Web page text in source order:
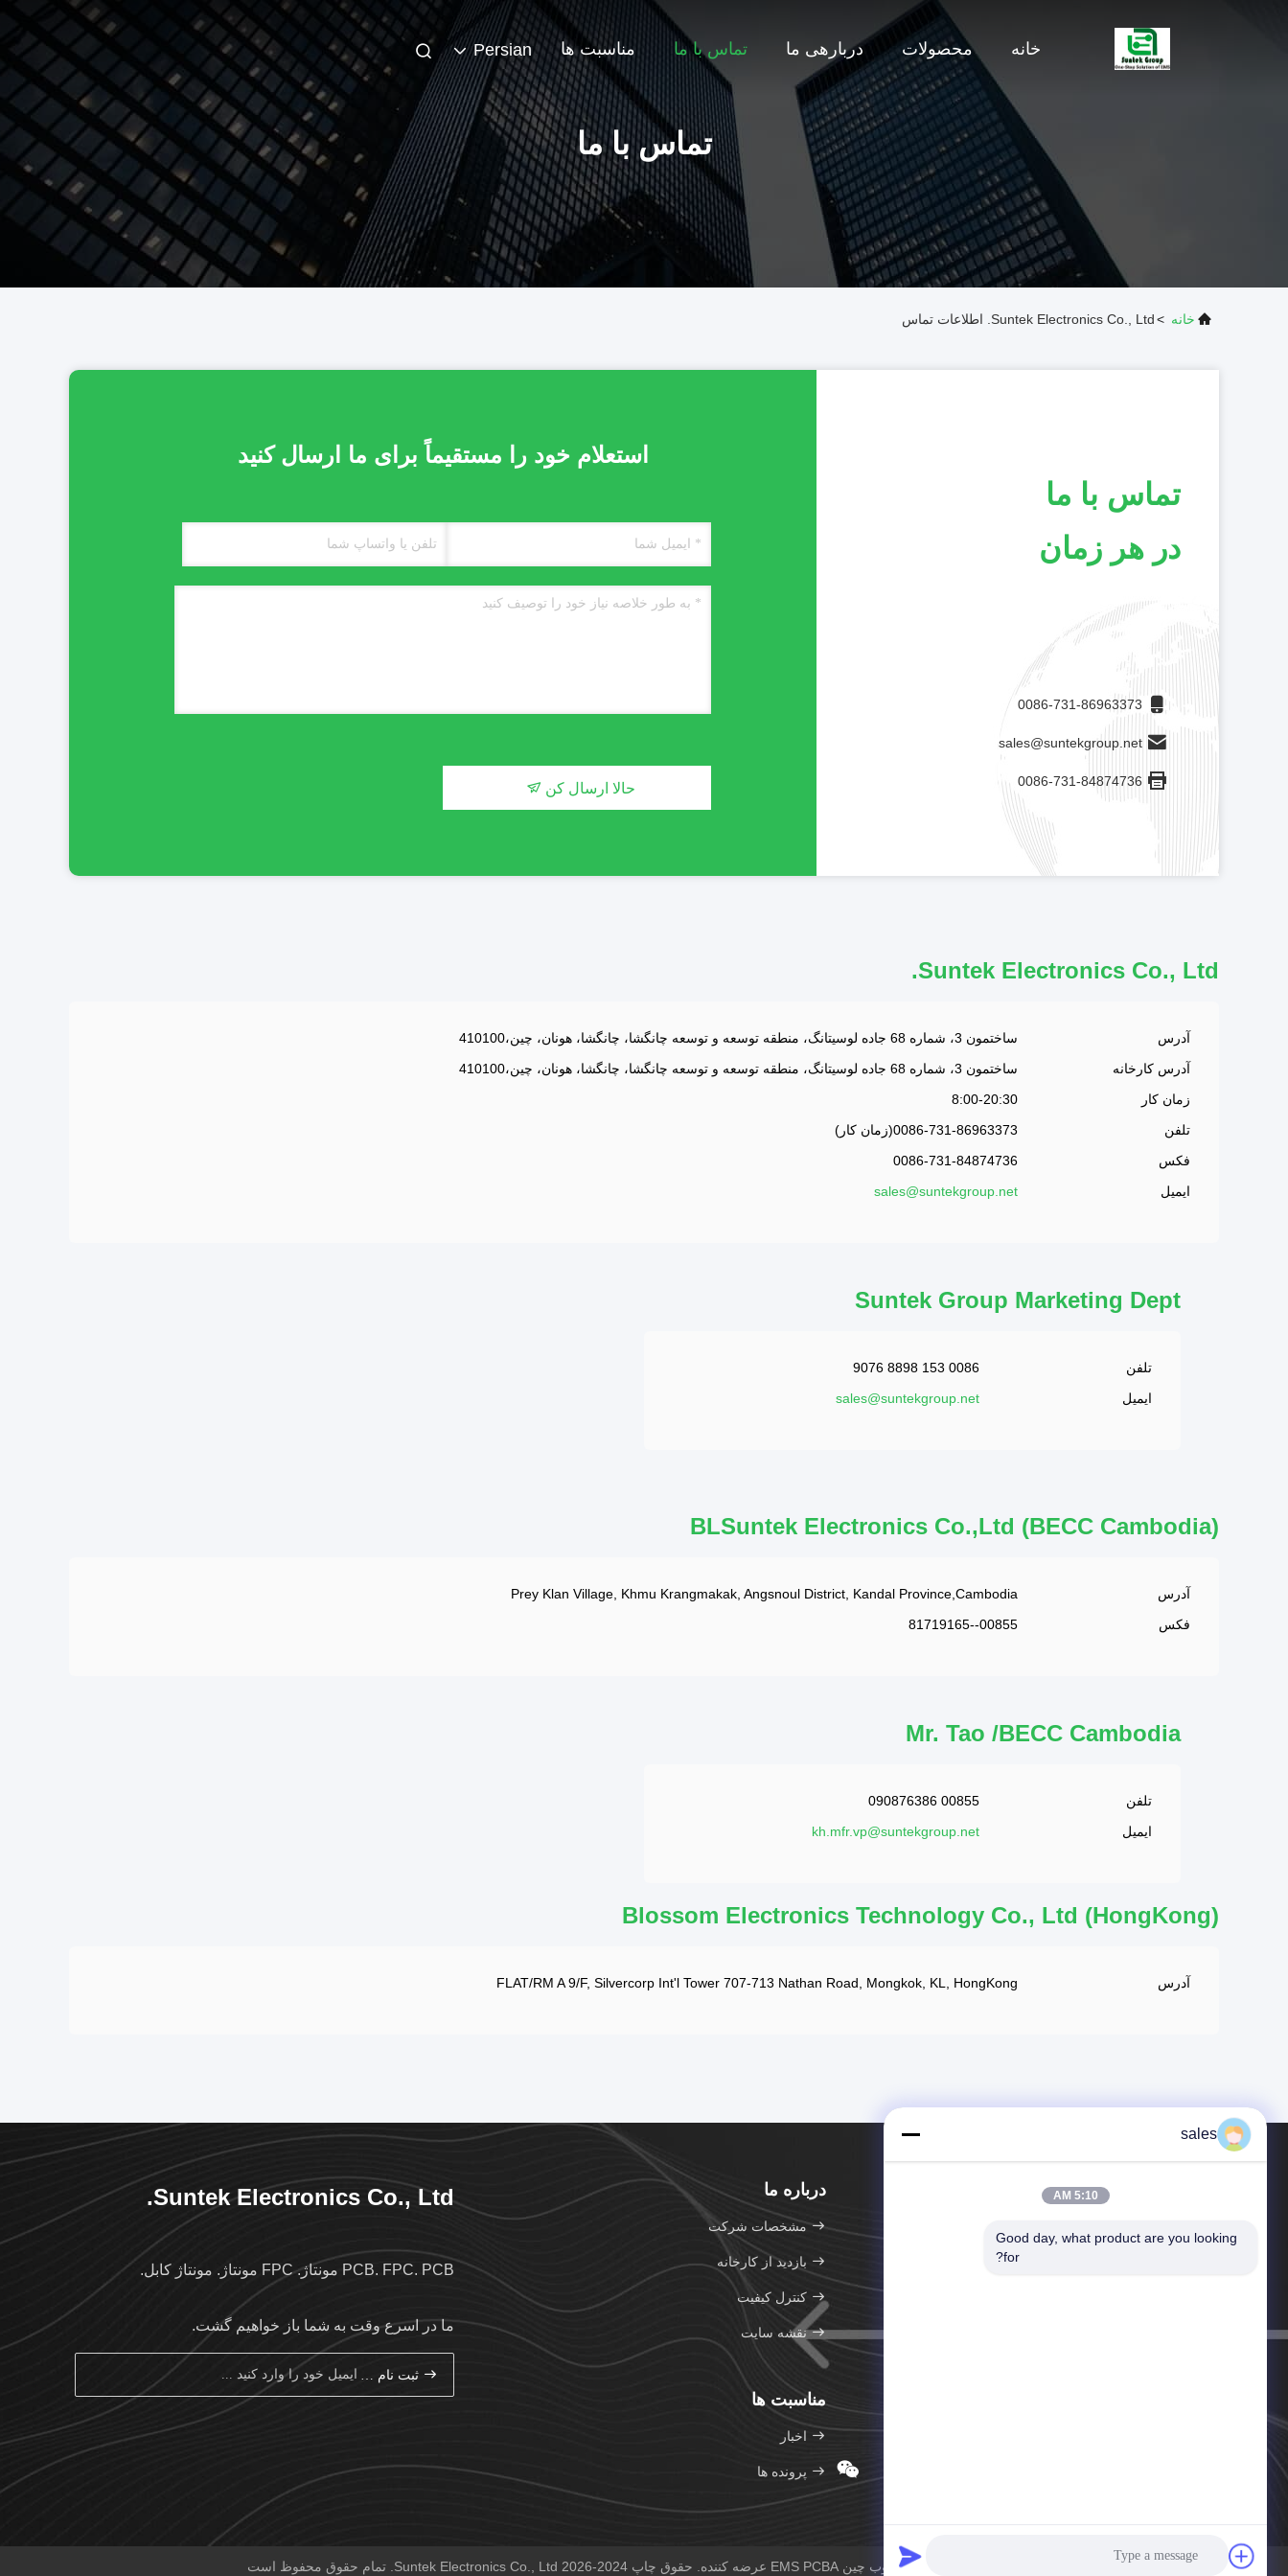
خانه محصولات دربارهی ما تماس با ما مناسبت ها Persian
تماس با ما
خانه >Suntek Electronics Co., Ltd. اطلاعات تماس
تماس با ما
در هر زمان
0086-731-86963373
sales@suntekgroup.net
0086-731-84874736
استعلام خود را مستقیماً برای ما ارسال کنید
حالا ارسال کن
Suntek Electronics Co., Ltd.
آدرس
ساختمون 3، شماره 68 جاده لوسيتانگ، منطقه توسعه و توسعه چانگشا، چانگشا، هونان، چين،410100
آدرس کارخانه
ساختمون 3، شماره 68 جاده لوسيتانگ، منطقه توسعه و توسعه چانگشا، چانگشا، هونان، چين،410100
زمان کار
8:00-20:30
تلفن
0086-731-86963373(زمان کار)
فکس
0086-731-84874736
ایمیل
sales@suntekgroup.net
Suntek Group Marketing Dept
تلفن
0086 153 8898 9076
ایمیل
sales@suntekgroup.net
BLSuntek Electronics Co.,Ltd (BECC Cambodia)
آدرس
Prey Klan Village, Khmu Krangmakak, Angsnoul District, Kandal Province,Cambodia
فکس
00855--81719165
Mr. Tao /BECC Cambodia
تلفن
00855 090876386
ایمیل
kh.mfr.vp@suntekgroup.net
Blossom Electronics Technology Co., Ltd (HongKong)
آدرس FLAT/RM A 9/F, Silvercorp Int'l Tower 707-713 Nathan Road, Mongkok, KL, HongKong
تلفن：0086-731-86963373
درباره ما
مشخصات شرکت
بازدید از کارخانه
کنترل کیفیت
نقشه سایت
مناسبت ها
اخبار
پرونده ها
Suntek Electronics Co., Ltd.
PCB. FPC. PCB مونتاژ. FPC مونتاژ. مونتاژ کابل.
ما در اسرع وقت به شما باز خواهیم گشت.
ثبت نام کردن
کیفیت خوب چین EMS PCBA عرضه کننده. حقوق چاپ 2024-2026 Suntek Electronics Co., Ltd. تمام حقوق محفوظ است
sales
5:10 AM
Good day, what product are you looking
for?